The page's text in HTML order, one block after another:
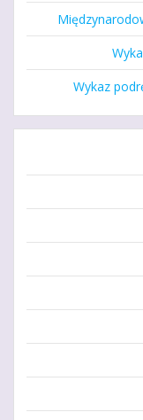
Wykaz